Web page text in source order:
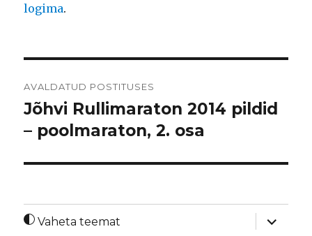
logima.
AVALDATUD POSTITUSES
Jõhvi Rullimaraton 2014 pildid
– poolmaraton, 2. osa
Vaheta teemat
laienda